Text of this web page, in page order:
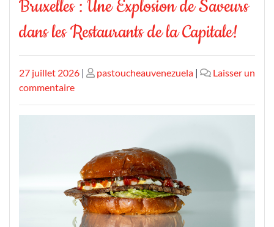
Bruxelles : Une Explosion de Saveurs
dans les Restaurants de la Capitale!
Publié
le
27 juillet 2026 | Publié
pastoucheauvenezuela |
Laisser un
commentairesur
les
Burgers
Bruxelles
:
Une